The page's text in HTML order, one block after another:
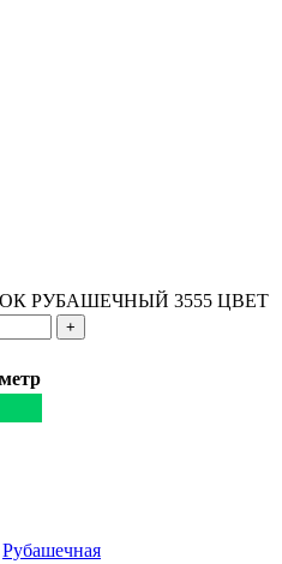
РУБАШЕЧНЫЙ 3555 ЦВЕТ
Рубашечная